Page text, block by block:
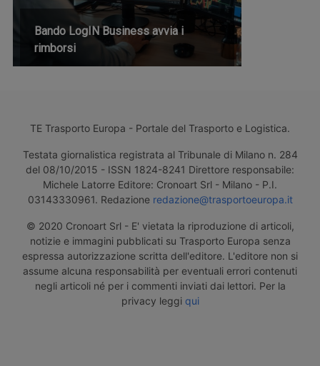
Bando LogIN Business avvia i
rimborsi
TE Trasporto Europa - Portale del Trasporto e Logistica.
Testata giornalistica registrata al Tribunale di Milano n. 284
del 08/10/2015 - ISSN 1824-8241 Direttore responsabile:
Michele Latorre Editore: Cronoart Srl - Milano - P.I.
03143330961. Redazione redazione@trasportoeuropa.it
© 2020 Cronoart Srl - E' vietata la riproduzione di articoli,
notizie e immagini pubblicati su Trasporto Europa senza
espressa autorizzazione scritta dell'editore. L'editore non si
assume alcuna responsabilità per eventuali errori contenuti
negli articoli né per i commenti inviati dai lettori. Per la
privacy leggi qui